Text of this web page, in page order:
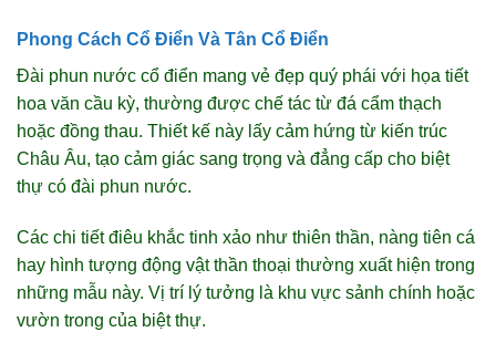
Phong Cách Cổ Điển Và Tân Cổ Điển
Đài phun nước cổ điển mang vẻ đẹp quý phái với họa tiết
hoa văn cầu kỳ, thường được chế tác từ đá cẩm thạch
hoặc đồng thau. Thiết kế này lấy cảm hứng từ kiến trúc
Châu Âu, tạo cảm giác sang trọng và đẳng cấp cho biệt
thự có đài phun nước.
Các chi tiết điêu khắc tinh xảo như thiên thần, nàng tiên cá
hay hình tượng động vật thần thoại thường xuất hiện trong
những mẫu này. Vị trí lý tưởng là khu vực sảnh chính hoặc
vườn trong của biệt thự.